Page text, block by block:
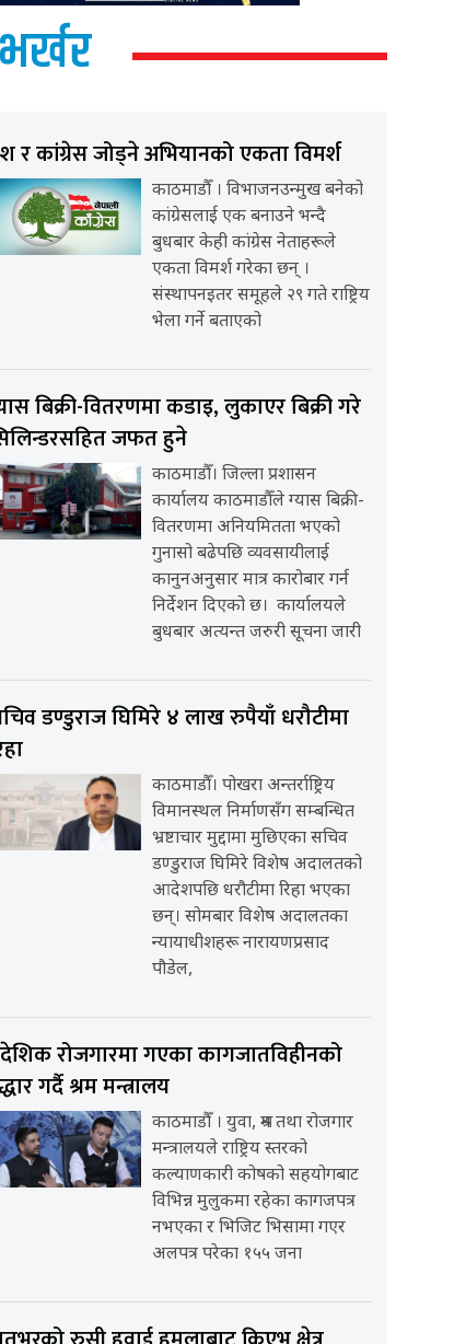
भर्खर
र कांग्रेस जोड्ने अभियानको एकता विमर्श
काठमाडौँ । विभाजनउन्मुख बनेको
कांग्रेसलाई एक बनाउने भन्दै
बुधबार केही कांग्रेस नेताहरूले
एकता विमर्श गरेका छन् ।
संस्थापनइतर समूहले २९ गते राष्ट्रिय
भेला गर्ने बताएको
बिक्री-वितरणमा कडाइ, लुकाएर बिक्री गरे
जफत हुने
काठमाडौँ। जिल्ला प्रशासन
कार्यालय काठमाडौँले ग्यास बिक्री-
वितरणमा अनियमितता भएको
गुनासो बढेपछि व्यवसायीलाई
कानुनअनुसार मात्र कारोबार गर्न
निर्देशन दिएको छ। कार्यालयले
बुधबार अत्यन्त जरुरी सूचना जारी
डण्डुराज घिमिरे ४ लाख रुपैयाँ धरौटीमा
काठमाडौँ। पोखरा अन्तर्राष्ट्रिय
विमानस्थल निर्माणसँग सम्बन्धित
भ्रष्टाचार मुद्दामा मुछिएका सचिव
डण्डुराज घिमिरे विशेष अदालतको
आदेशपछि धरौटीमा रिहा भएका
छन्। सोमबार विशेष अदालतका
न्यायाधीशहरू नारायणप्रसाद
पौडेल,
रोजगारमा गएका कागजातविहीनको
गर्दै श्रम मन्त्रालय
काठमाडौँ । युवा, श्रम तथा रोजगार
मन्त्रालयले राष्ट्रिय स्तरको
कल्याणकारी कोषको सहयोगबाट
विभिन्न मुलुकमा रहेका कागजपत्र
नभएका र भिजिट भिसामा गएर
अलपत्र परेका १५५ जना